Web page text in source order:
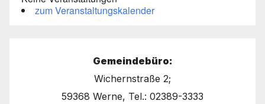
zum Veranstaltungskalender
Gemeindebüro:
Wichernstraße 2;
59368 Werne, Tel.: 02389-3333